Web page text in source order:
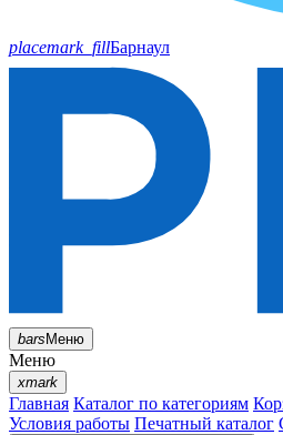
placemark_fillБарнаул
barsМеню
Меню
xmark
Главная Каталог по категориям
Условия работы Печатный каталог